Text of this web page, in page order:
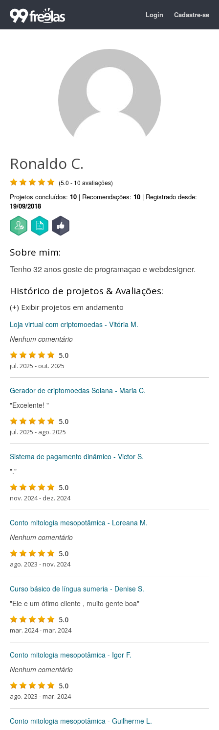
Login Cadastre-se
Ronaldo C.
(5.0 - 10 avaliações)
Projetos concluídos: 10 | Recomendações: 10 | Registrado desde:
19/09/2018
Sobre mim:
Tenho 32 anos goste de programaçao e webdesigner.
Histórico de projetos & Avaliações:
(+) Exibir projetos em andamento
Loja virtual com criptomoedas - Vitória M.
Nenhum comentário
5.0
jul. 2025 - out. 2025
Gerador de criptomoedas Solana - Maria C.
"Excelente! "
5.0
jul. 2025 - ago. 2025
Sistema de pagamento dinâmico - Victor S.
"."
5.0
nov. 2024 - dez. 2024
Conto mitologia mesopotâmica - Loreana M.
Nenhum comentário
5.0
ago. 2023 - nov. 2024
Curso básico de língua sumeria - Denise S.
"Ele e um ótimo cliente , muito gente boa"
5.0
mar. 2024 - mar. 2024
Conto mitologia mesopotâmica - Igor F.
Nenhum comentário
5.0
ago. 2023 - mar. 2024
Conto mitologia mesopotâmica - Guilherme L.